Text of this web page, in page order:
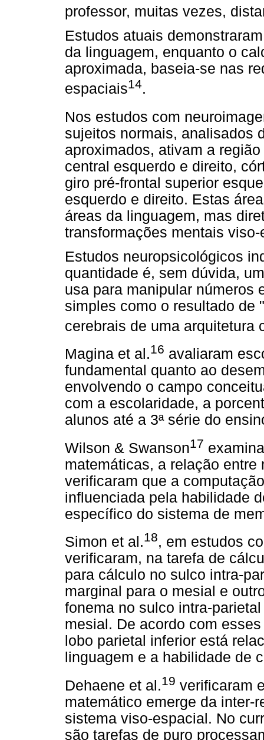
professor, muitas vezes,
Estudos atuais
da linguagem, enquanto o
aproximada, baseia-se nas
espaciais14.
Nos estudos com
sujeitos normais, analisados
aproximados, ativam a
central esquerdo e direito,
giro pré-frontal superior
esquerdo e direito. Estas
áreas da linguagem, mas
transformações mentais
Estudos neuropsicológicos
quantidade é, sem dúvida,
usa para manipular números
simples como o resultado de
cerebrais de uma arquitetura
Magina et al.16 avaliaram
fundamental quanto ao
envolvendo o campo
com a escolaridade, a
alunos até a 3ª série do
Wilson & Swanson17
matemáticas, a relação
verificaram que a
influenciada pela habilidade
específico do sistema de
Simon et al.18, em estudos
verificaram, na tarefa de
para cálculo no sulco intra-
marginal para o mesial e
fonema no sulco intra-
mesial. De acordo com
lobo parietal inferior está
linguagem e a habilidade de
Dehaene et al.19 verificaram
matemático emerge da inter-
sistema viso-espacial. No
são tarefas de puro